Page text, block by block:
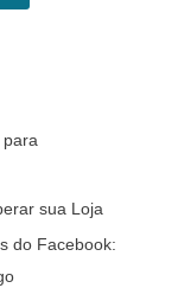
para
sua Loja
do Facebook: